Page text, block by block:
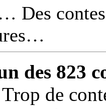
Des
des 823
de